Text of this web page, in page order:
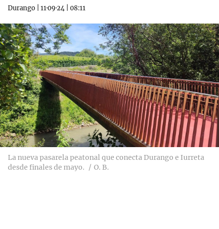
Durango
11·09·24 08:11
La nueva pasarela peatonal que conecta Durango e Iurreta
desde finales de mayo.
O. B.